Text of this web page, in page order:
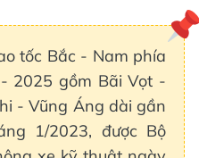
tốc Bắc - Nam phía
2025 gồm Bãi Vọt -
- Vũng Áng dài gần
1/2023, được Bộ